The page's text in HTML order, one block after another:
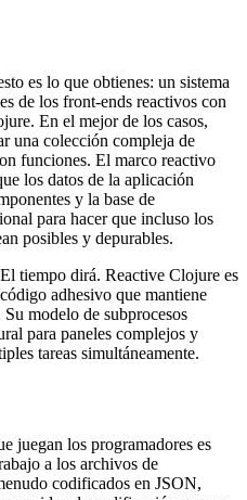
es lo que obtienes: un sistema
de los front-ends reactivos con
En el mejor de los casos,
una colección compleja de
funciones. El marco reactivo
los datos de la aplicación
y la base de
para hacer que incluso los
posibles y depurables.
tiempo dirá. Reactive Clojure es
adhesivo que mantiene
modelo de subprocesos
para paneles complejos y
tareas simultáneamente.
juegan los programadores es
a los archivos de
codificados en JSON,